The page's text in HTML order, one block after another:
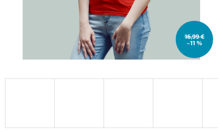
16,99 €
–11 %